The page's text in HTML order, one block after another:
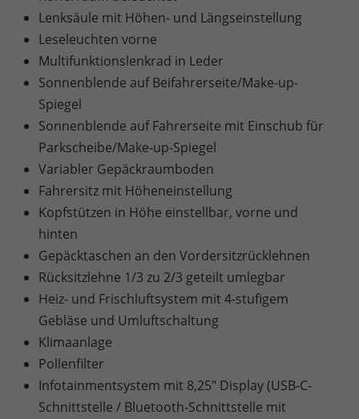
Lenksäule mit Höhen- und Längseinstellung
Leseleuchten vorne
Multifunktionslenkrad in Leder
Sonnenblende auf Beifahrerseite/Make-up-
Spiegel
Sonnenblende auf Fahrerseite mit Einschub für
Parkscheibe/Make-up-Spiegel
Variabler Gepäckraumboden
Fahrersitz mit Höheneinstellung
Kopfstützen in Höhe einstellbar, vorne und
hinten
Gepäcktaschen an den Vordersitzrücklehnen
Rücksitzlehne 1/3 zu 2/3 geteilt umlegbar
Heiz- und Frischluftsystem mit 4-stufigem
Gebläse und Umluftschaltung
Klimaanlage
Pollenfilter
Infotainmentsystem mit 8,25" Display (USB-C-
Schnittstelle / Bluetooth-Schnittstelle mit